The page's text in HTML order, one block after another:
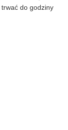
do godziny